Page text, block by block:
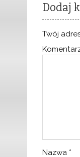
Dodaj
Twój
Nazwa *